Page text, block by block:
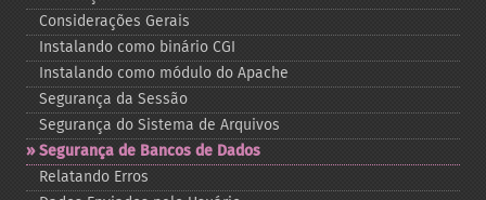
Considerações Gerais
Instalando como binário CGI
Instalando como módulo do Apache
Segurança da Sessão
Segurança do Sistema de Arquivos
Segurança de Bancos de Dados
Relatando Erros